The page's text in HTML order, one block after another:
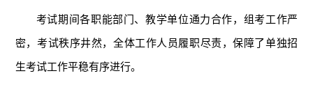
考试期间各职能部门、教学单位通力合作，组考工作严
密，考试秩序井然，全体工作人员履职尽责，保障了单独招
生考试工作平稳有序进行。